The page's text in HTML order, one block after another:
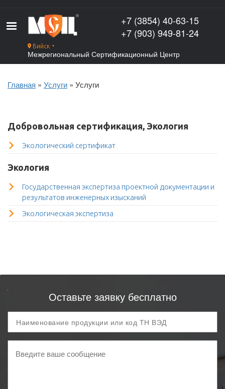
основному
содержанию
Бийск ▼
Межрегиональный Сертификационный Центр
+7 (3854) 40-63-15
+7 (903) 949-81-24
Главная Услуги Услуги
Добровольная сертификация, Экология
Экологический сертификат
Экология
Государственная экспертиза проектной документации и
результатов инженерных изысканий
Экологическая экспертиза
Оставьте заявку бесплатно
код
ТН
ВЭД
сообщение